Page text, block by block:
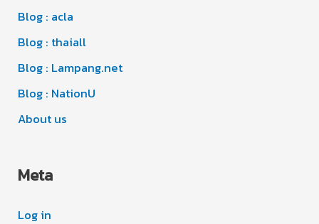
v
e
s
Blog : acla
Blog : thaiall
Blog : Lampang.net
Blog : NationU
About us
Meta
Log in